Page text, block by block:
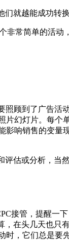
就越能成功转换
非常简单的活动
照顾到了广告活
幻灯片。每个
影响销售的变量
估或分析，当
接管，提醒一
在头几天也只
，它们总是要